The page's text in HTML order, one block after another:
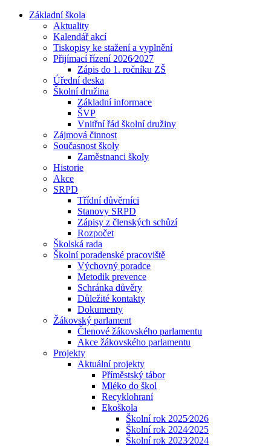
Základní škola
Aktuality
Kalendář akcí
Tiskopisy ke stažení a vyplnění
Přijímací řízení 2026⁄2027
Zápis do 1. ročníku ZŠ
Úřední deska
Školní družina
Základní informace
ŠVP
Vnitřní řád školní družiny
Zájmová činnost
Současnost školy
Zaměstnanci školy
Historie
Akce
SRPD
Třídní důvěrníci
Stanovy SRPD
Zápisy z členských schůzí
Rozpočet
Školská rada
Školní poradenské pracoviště
Výchovný poradce
Metodik prevence
Schránka důvěry
Důležité kontakty
Dokumenty
Žákovský parlament
Členové žákovského parlamentu
Akce žákovského parlamentu
Projekty
Aktuální projekty
Příměstský tábor
Mléko do škol
Recyklohraní
Ekoškola
Školní rok 2025⁄2026
Školní rok 2024⁄2025
Školní rok 2023⁄2024